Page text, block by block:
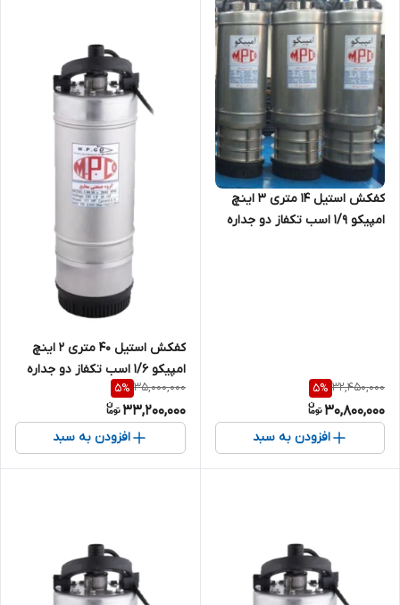
کفکش استیل ۱۴ متری ۳ اینچ
امپیکو 1/9 اسب تکفاز دو جداره
32,450,000
5%
30,800,000
افزودن به سبد
کفکش استیل ۴۰ متری ۲ اینچ
امپیکو 1/6 اسب تکفاز دو جداره
MPCO-S.99.40-6
35,000,000
5%
33,200,000
افزودن به سبد